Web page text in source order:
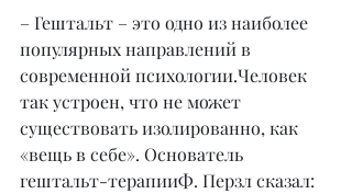
– Гештальт – это одно из наиболее
популярных направлений в
современной психологии.Человек
так устроен, что не может
существовать изолированно, как
«вещь в себе». Основатель
гештальт-терапииФ. Перзл сказал: